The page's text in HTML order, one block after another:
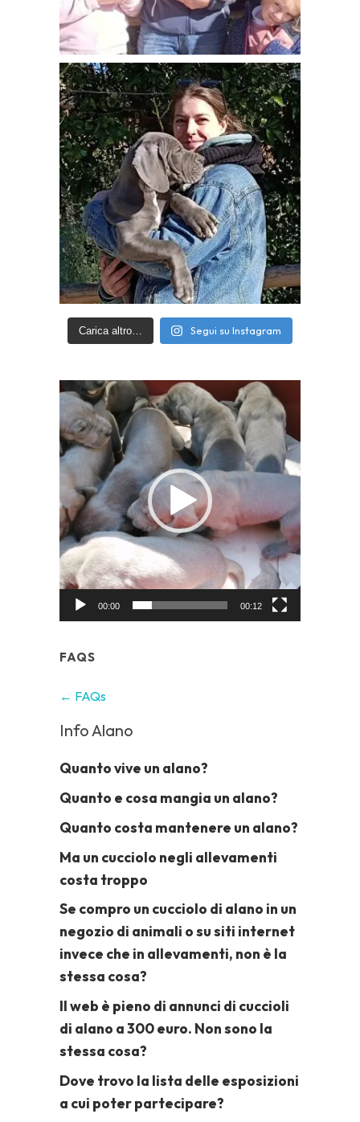
Carica altro… Segui su Instagram
Video
Player
00:00 00:12
FAQS
← FAQs
Info Alano
Quanto vive un alano?
Quanto e cosa mangia un alano?
Quanto costa mantenere un alano?
Ma un cucciolo negli allevamenti
costa troppo
Se compro un cucciolo di alano in un
negozio di animali o su siti internet
invece che in allevamenti, non è la
stessa cosa?
Il web è pieno di annunci di cuccioli
di alano a 300 euro. Non sono la
stessa cosa?
Dove trovo la lista delle esposizioni
a cui poter partecipare?